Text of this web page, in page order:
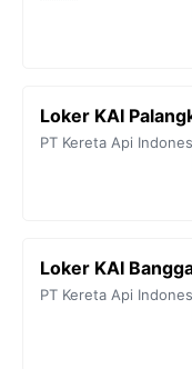
Loker KAI
PT Kereta Api
Loker KAI
PT Kereta Api